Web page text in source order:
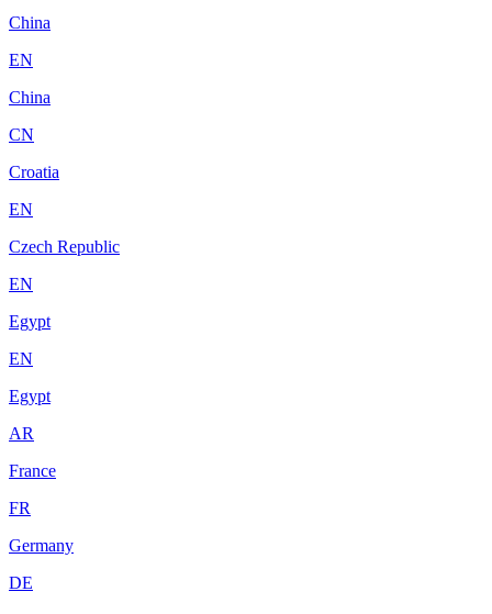
China
EN
China
CN
Croatia
EN
Czech Republic
EN
Egypt
EN
Egypt
AR
France
FR
Germany
DE